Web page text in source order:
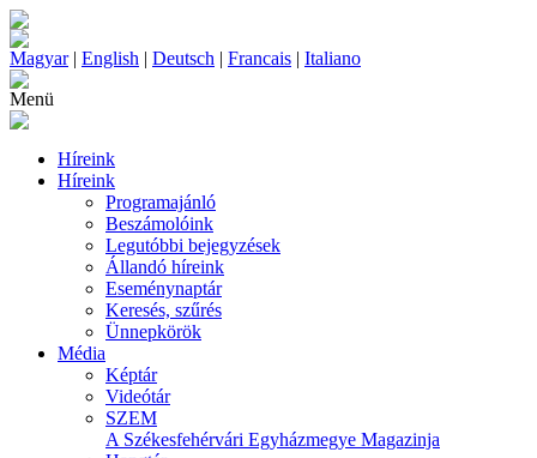
Magyar| English | Deutsch | Francais | Italiano
Menü
Híreink
Híreink
Programajánló
Beszámolóink
Legutóbbi bejegyzések
Állandó híreink
Eseménynaptár
Keresés, szűrés
Ünnepkörök
Média
Képtár
Videótár
SZEM
A Székesfehérvári Egyházmegye Magazinja